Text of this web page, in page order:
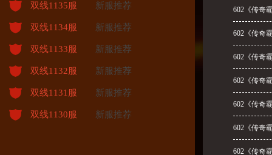
双线1135服 新服推荐
双线1134服 新服推荐
双线1133服 新服推荐
双线1132服 新服推荐
双线1131服 新服推荐
双线1130服 新服推荐
602《传奇
602《传奇
602《传奇
602《传奇
602《传奇
602《传奇
602《传奇